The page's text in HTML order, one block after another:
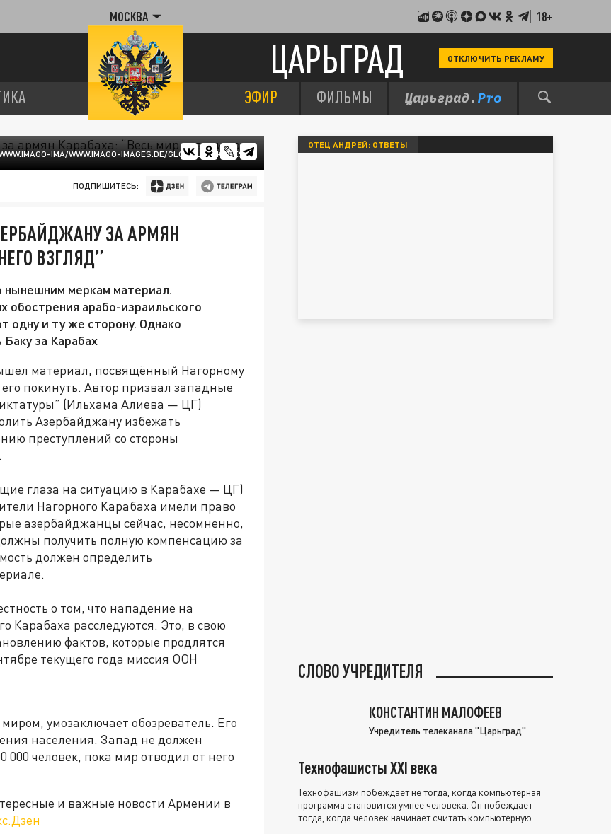
МОСКВА 18+
ЦАРЬГРАД ОТКЛЮЧИТЬ РЕКЛАМУ
ЭФИР ФИЛЬМЫ
IMA/WWW.IMAGO-IMAGES.DE/GLOBALLOOKPRESS
ПОДПИШИТЕСЬ:
ЗА АРМЯН
ВЗГЛЯД”
нынешним меркам материал.
обострения арабо-израильского
и ту же сторону. Однако
за Карабах
материал, посвящённый Нагорному
покинуть. Автор призвал западные
(Ильхама Алиева — ЦГ)
Азербайджану избежать
преступлений со стороны
глаза на ситуацию в Карабахе — ЦГ)
Нагорного Карабаха имели право
азербайджанцы сейчас, несомненно,
получить полную компенсацию за
должен определить
о том, что нападение на
Карабаха расследуются. Это, в свою
фактов, которые продлятся
текущего года миссия ООН
умозаключает обозреватель. Его
населения. Запад не должен
000 человек, пока мир отводил от него
и важные новости Армении в
ОТЕЦ АНДРЕЙ: ОТВЕТЫ
СЛОВО УЧРЕДИТЕЛЯ
КОНСТАНТИН МАЛОФЕЕВ
Учредитель телеканала "Царьград"
Технофашисты XXI века
Технофашизм побеждает не тогда, когда компьютерная
программа становится умнее человека. Он побеждает
тогда, когда человек начинает считать компьютерную